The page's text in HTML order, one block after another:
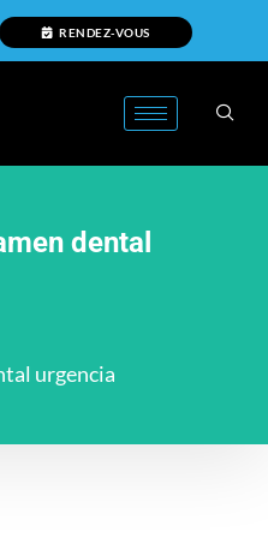
RENDEZ-VOUS
dental
urgencia